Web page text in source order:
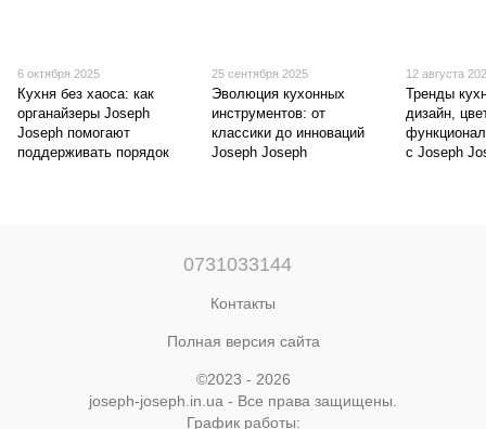
6 октября 2025
Кухня без хаоса: как
органайзеры Joseph
Joseph помогают
поддерживать порядок
25 сентября 2025
Эволюция кухонных
инструментов: от
классики до инноваций
Joseph Joseph
12 августа
Тренды
дизайн,
с Joseph
0731033144
Контакты
Полная версия сайта
©2023 - 2026
joseph-joseph.in.ua - Все права защищены.
График работы: